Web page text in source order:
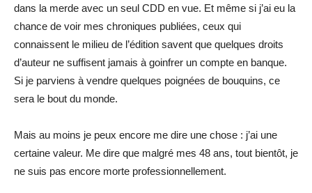
dans la merde avec un seul CDD en vue. Et même si j’ai eu la
chance de voir mes chroniques publiées, ceux qui
connaissent le milieu de l’édition savent que quelques droits
d’auteur ne suffisent jamais à goinfrer un compte en banque.
Si je parviens à vendre quelques poignées de bouquins, ce
sera le bout du monde.
Mais au moins je peux encore me dire une chose : j’ai une
certaine valeur. Me dire que malgré mes 48 ans, tout bientôt, je
ne suis pas encore morte professionnellement.